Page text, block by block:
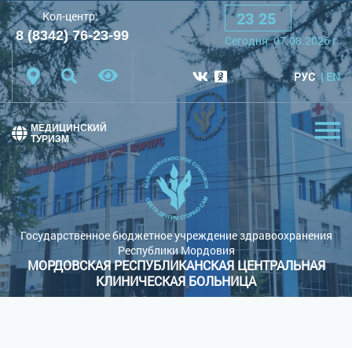
Шрифт: A A A
Цветовая схема: Черная схема
Обычный сайт
Кол-центр:
8 (8342) 76-23-99
23 25
Сегодня:07.08.2026г.
РУС EN
Государственное бюджетное учреждение здравоохранения
Республики Мордовия
МОРДОВСКАЯ РЕСПУБЛИКАНСКАЯ ЦЕНТРАЛЬНАЯ
КЛИНИЧЕСКАЯ БОЛЬНИЦА
МЕДИЦИНСКИЙ
ТУРИЗМ